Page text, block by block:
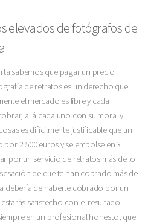
elevados de fotógrafos de
sabemos que pagar un precio
de retratos es un derecho que
el mercado es libre y cada
allá cada uno con su moral y
es difícilmente justificable que un
2.500 euros y se embolse en 3
por un servicio de retratos más de lo
de que te han cobrado más de
debería de haberte cobrado por un
satisfecho con el resultado.
en un profesional honesto, que